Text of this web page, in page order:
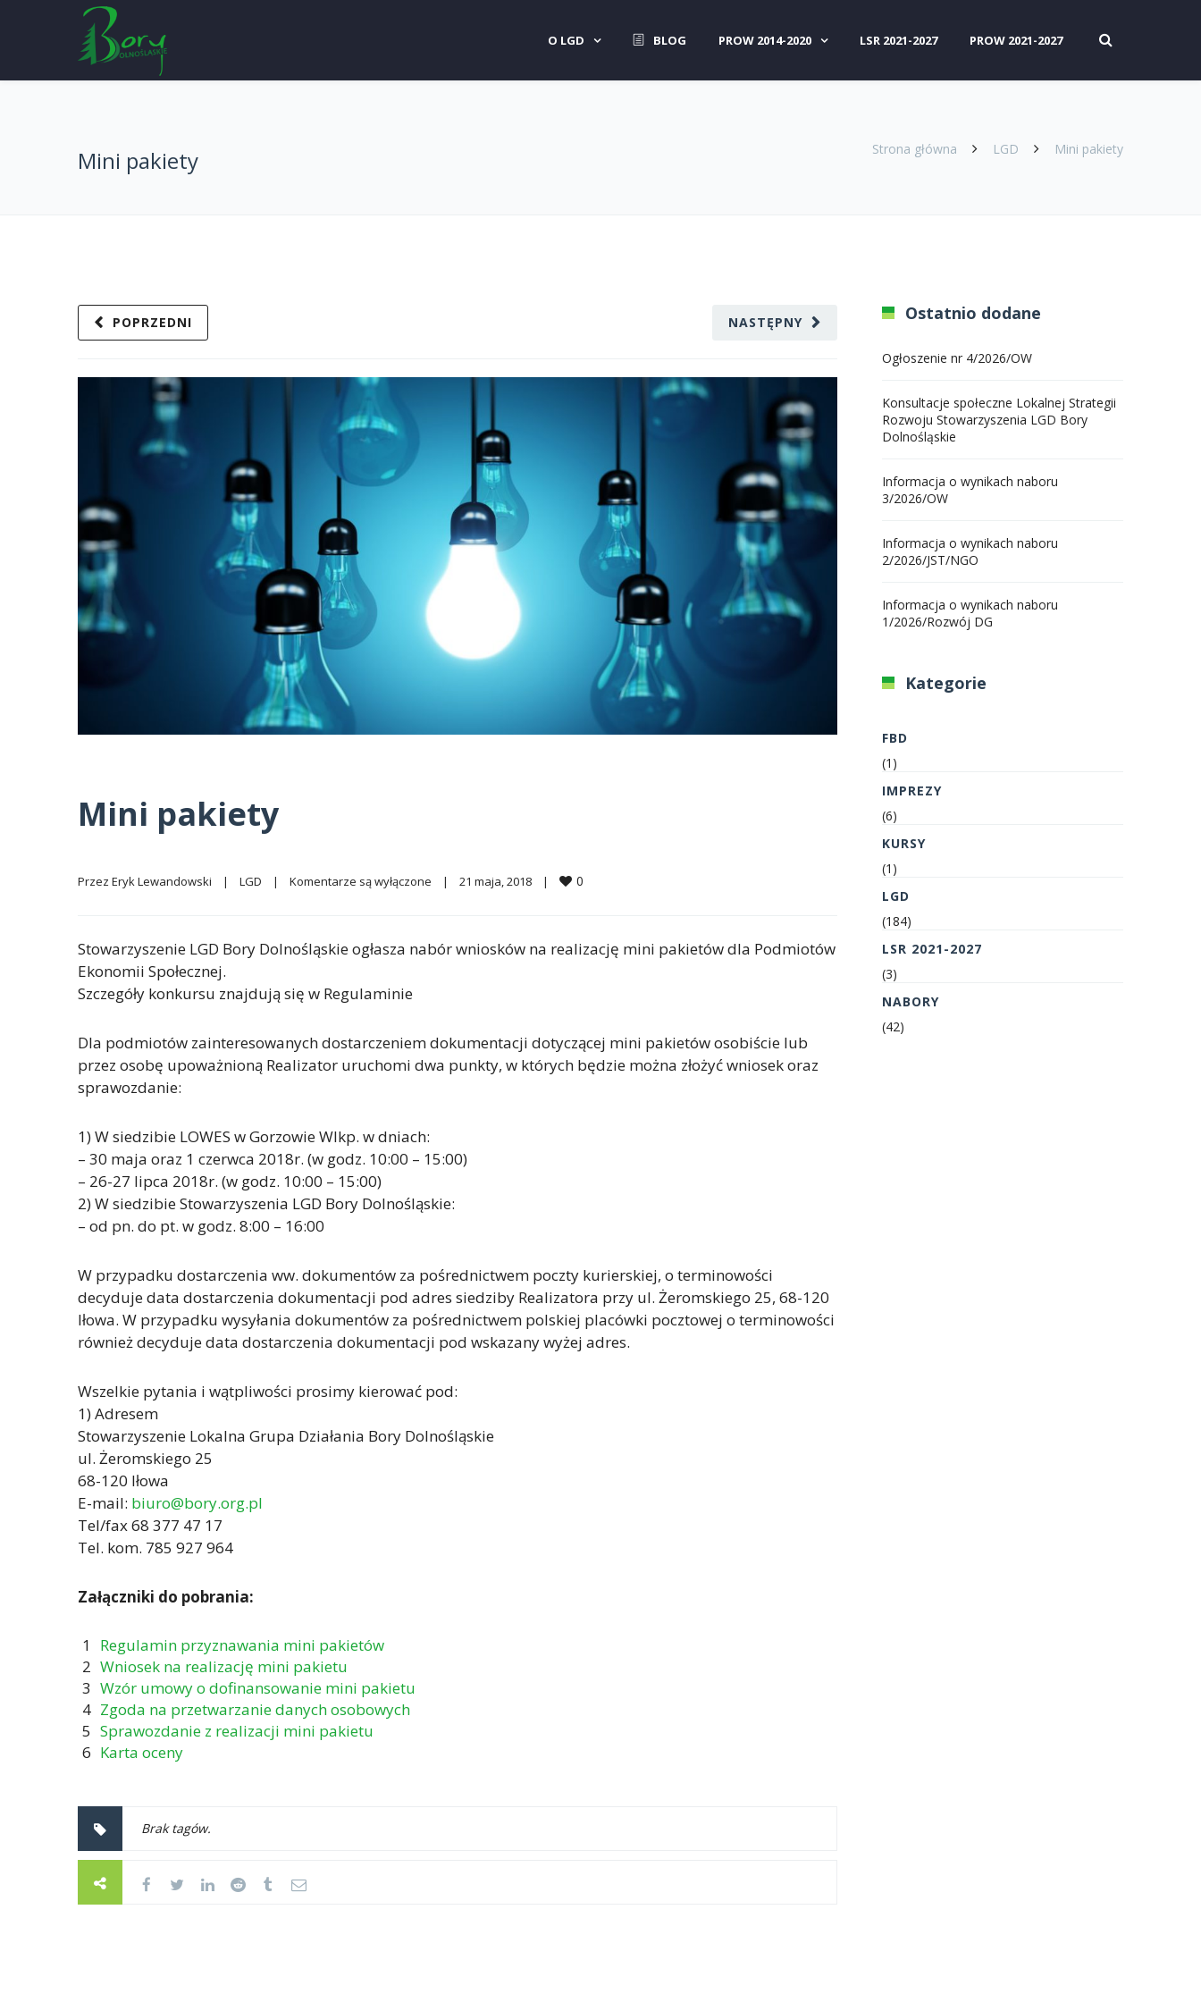
O LGD BLOG PROW 2014-2020 LSR 2021-2027 PROW 2021-2027
Mini pakiety Strona główna LGD Mini pakiety
NASTĘPNY
POPRZEDNI
Mini pakiety
Przez Eryk Lewandowski | LGD | Komentarze są wyłączone | 21 maja, 2018 | 0
Stowarzyszenie LGD Bory Dolnośląskie ogłasza nabór wniosków na realizację mini pakietów dla Podmiotów
Ekonomii Społecznej.
Szczegóły konkursu znajdują się w Regulaminie
Dla podmiotów zainteresowanych dostarczeniem dokumentacji dotyczącej mini pakietów osobiście lub
przez osobę upoważnioną Realizator uruchomi dwa punkty, w których będzie można złożyć wniosek oraz
sprawozdanie:
1) W siedzibie LOWES w Gorzowie Wlkp. w dniach:
– 30 maja oraz 1 czerwca 2018r. (w godz. 10:00 – 15:00)
– 26-27 lipca 2018r. (w godz. 10:00 – 15:00)
2) W siedzibie Stowarzyszenia LGD Bory Dolnośląskie:
– od pn. do pt. w godz. 8:00 – 16:00
W przypadku dostarczenia ww. dokumentów za pośrednictwem poczty kurierskiej, o terminowości
decyduje data dostarczenia dokumentacji pod adres siedziby Realizatora przy ul. Żeromskiego 25, 68-120
Iłowa. W przypadku wysyłania dokumentów za pośrednictwem polskiej placówki pocztowej o terminowości
również decyduje data dostarczenia dokumentacji pod wskazany wyżej adres.
Wszelkie pytania i wątpliwości prosimy kierować pod:
1) Adresem
Stowarzyszenie Lokalna Grupa Działania Bory Dolnośląskie
ul. Żeromskiego 25
68-120 Iłowa
E-mail: biuro@bory.org.pl
Tel/fax 68 377 47 17
Tel. kom. 785 927 964
Załączniki do pobrania:
Regulamin przyznawania mini pakietów
Wniosek na realizację mini pakietu
Wzór umowy o dofinansowanie mini pakietu
Zgoda na przetwarzanie danych osobowych
Sprawozdanie z realizacji mini pakietu
Karta oceny
Brak tagów.
Ostatnio dodane
Ogłoszenie nr 4/2026/OW
Konsultacje społeczne Lokalnej Strategii
Rozwoju Stowarzyszenia LGD Bory
Dolnośląskie
Informacja o wynikach naboru
3/2026/OW
Informacja o wynikach naboru
2/2026/JST/NGO
Informacja o wynikach naboru
1/2026/Rozwój DG
Kategorie
FBD
(1)
IMPREZY
(6)
KURSY
(1)
LGD
(184)
LSR 2021-2027
(3)
NABORY
(42)